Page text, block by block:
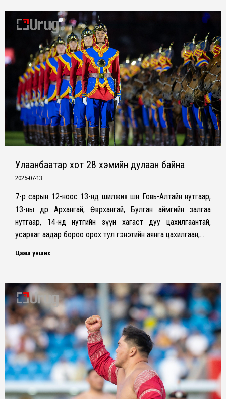
Улаанбаатар хот 28 хэмийн дулаан байна
2025-07-13
7-р сарын 12-ноос 13-нд шилжих шөнө Говь-Алтайн нутгаар,
13-ны өдөр Архангай, Өвөрхангай, Булган аймгийн залгаа
нутгаар, 14-нд нутгийн зүүн хагаст дуу цахилгаантай,
усархаг аадар бороо орох тул гэнэтийн аянга цахилгаан,…
Цааш унших